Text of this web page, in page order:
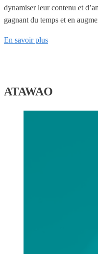
dynamiser leur contenu et
gagnant du temps et en
En savoir plus
ATAWAO